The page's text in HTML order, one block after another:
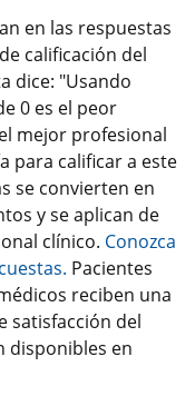
en las respuestas
calificación del
dice: "Usando
0 es el peor
mejor profesional
para calificar a este
se convierten en
y se aplican de
clínico. Conozca
Pacientes
reciben una
satisfacción del
disponibles en